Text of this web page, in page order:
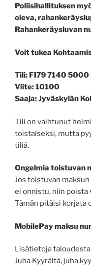
Poliisihallituksen
oleva,
Rahankeräysluvan
Voit tukea
Tili: FI79 7140 5000
Viite: 10100
Saaja: Jyväskylän
Tili on vaihtunut
toistaiseksi, mutta
tiliä.
Ongelmia toistuvan
Jos toistuvan
ei onnistu, niin poista
Tämän pitäisi korjata
MobilePay maksu
Lisätietoja
Juha Kyyrältä,